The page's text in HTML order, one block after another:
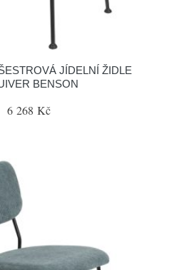
JÍDELNÍ ŽIDLE
BENSON
6 268 Kč